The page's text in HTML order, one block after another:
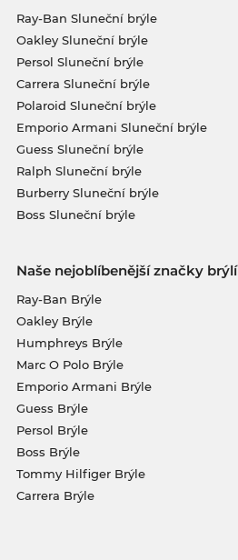
Ray-Ban Sluneční brýle
Oakley Sluneční brýle
Persol Sluneční brýle
Carrera Sluneční brýle
Polaroid Sluneční brýle
Emporio Armani Sluneční brýle
Guess Sluneční brýle
Ralph Sluneční brýle
Burberry Sluneční brýle
Boss Sluneční brýle
Naše nejoblíbenější značky brýlí
Ray-Ban Brýle
Oakley Brýle
Humphreys Brýle
Marc O Polo Brýle
Emporio Armani Brýle
Guess Brýle
Persol Brýle
Boss Brýle
Tommy Hilfiger Brýle
Carrera Brýle